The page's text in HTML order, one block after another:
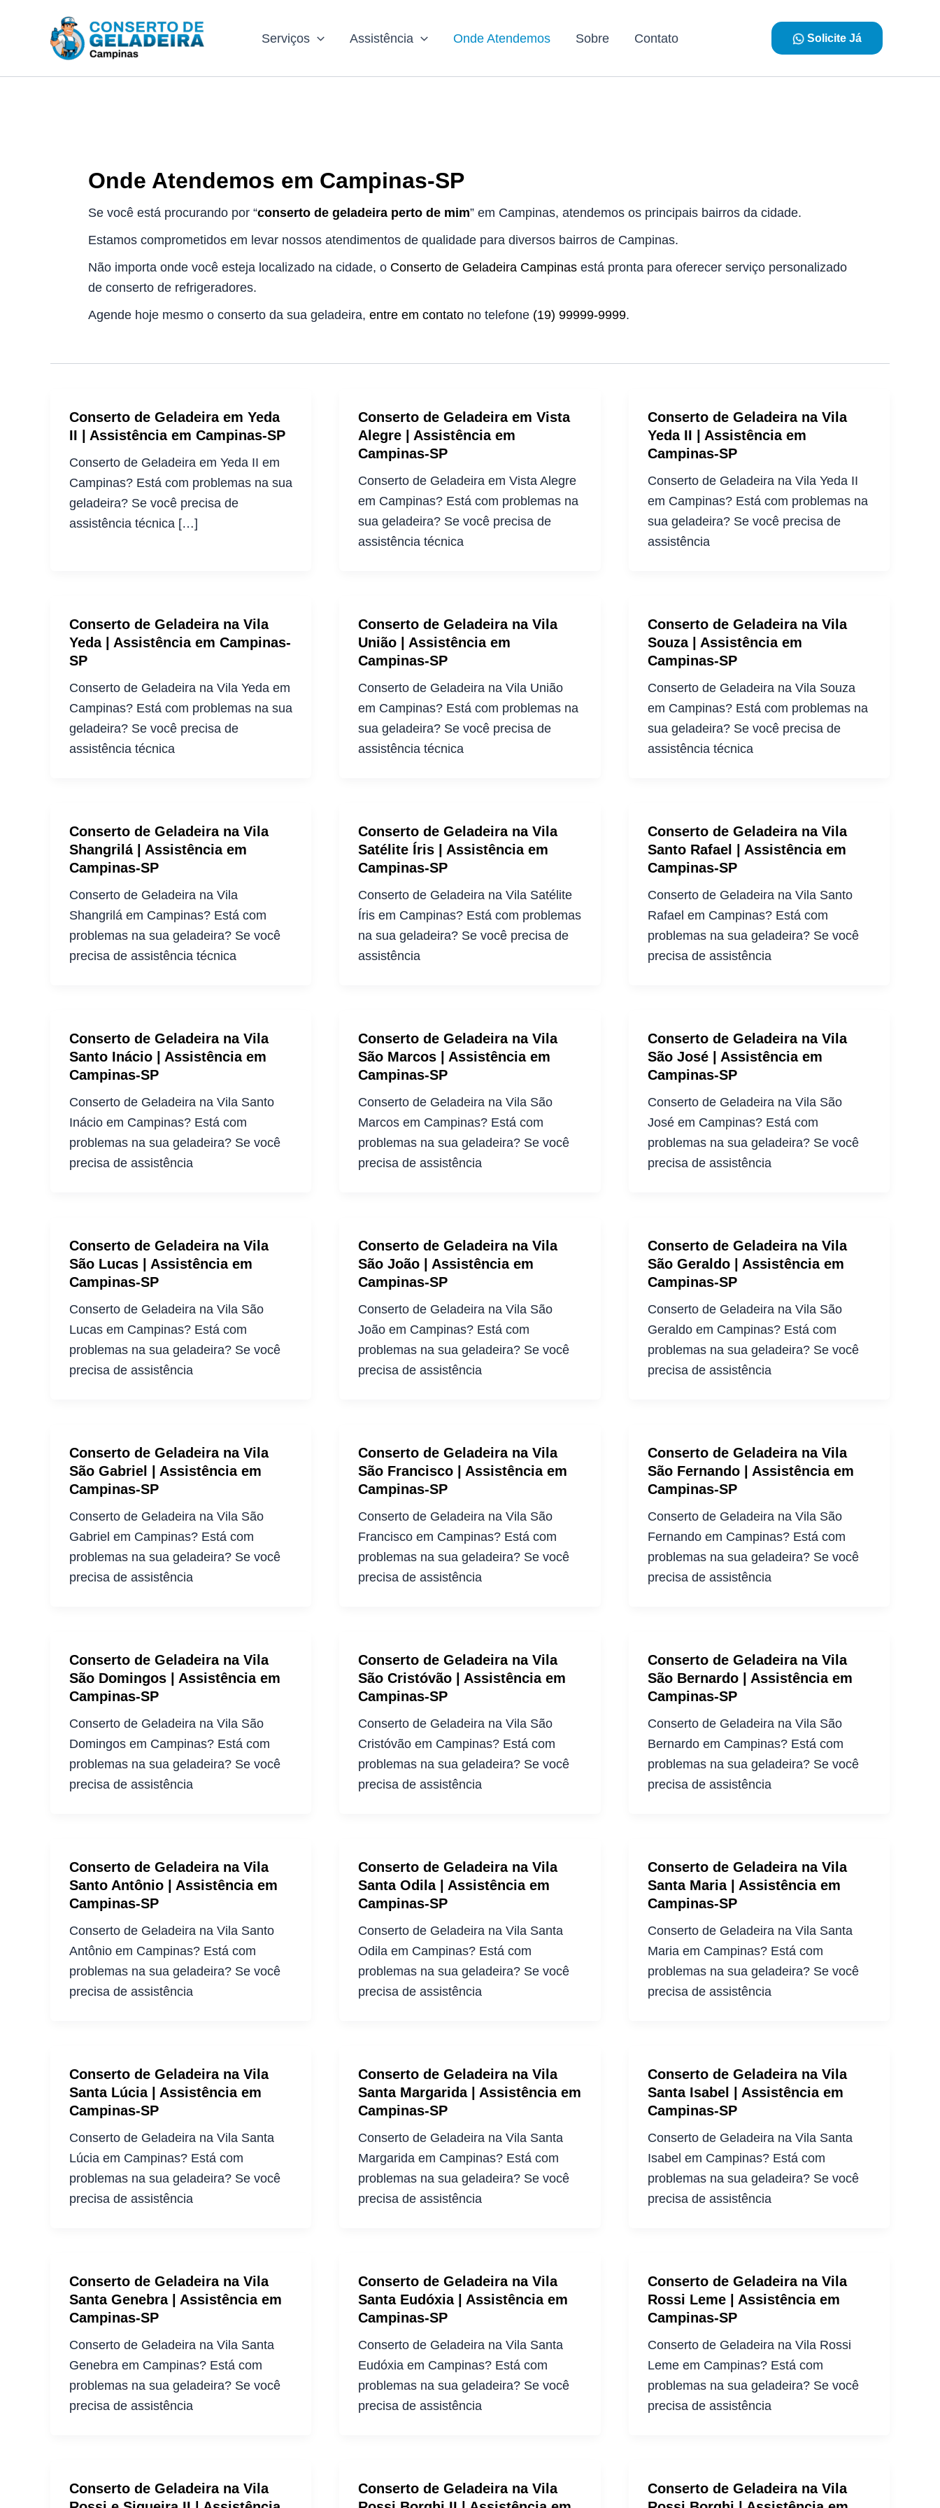
Serviços Assistência Onde Atendemos Sobre Contato Solicite Já
Onde Atendemos em Campinas-SP
Se você está procurando por “conserto de geladeira perto de mim” em Campinas, atendemos os principais bairros da cidade.
Estamos comprometidos em levar nossos atendimentos de qualidade para diversos bairros de Campinas.
Não importa onde você esteja localizado na cidade, o Conserto de Geladeira Campinas está pronta para oferecer serviço personalizado
de conserto de refrigeradores.
Agende hoje mesmo o conserto da sua geladeira, entre em contato no telefone (19) 99999-9999.
Conserto de Geladeira em Yeda
II | Assistência em Campinas-SP
Conserto de Geladeira em Yeda II em
Campinas? Está com problemas na sua
geladeira? Se você precisa de
assistência técnica […]
Conserto de Geladeira em Vista
Alegre | Assistência em
Campinas-SP
Conserto de Geladeira em Vista Alegre
em Campinas? Está com problemas na
sua geladeira? Se você precisa de
assistência técnica
Conserto de Geladeira na Vila
Yeda II | Assistência em
Campinas-SP
Conserto de Geladeira na Vila Yeda II
em Campinas? Está com problemas na
sua geladeira? Se você precisa de
assistência
Conserto de Geladeira na Vila
Yeda | Assistência em Campinas-
SP
Conserto de Geladeira na Vila Yeda em
Campinas? Está com problemas na sua
geladeira? Se você precisa de
assistência técnica
Conserto de Geladeira na Vila
União | Assistência em
Campinas-SP
Conserto de Geladeira na Vila União
em Campinas? Está com problemas na
sua geladeira? Se você precisa de
assistência técnica
Conserto de Geladeira na Vila
Souza | Assistência em
Campinas-SP
Conserto de Geladeira na Vila Souza
em Campinas? Está com problemas na
sua geladeira? Se você precisa de
assistência técnica
Conserto de Geladeira na Vila
Shangrilá | Assistência em
Campinas-SP
Conserto de Geladeira na Vila
Shangrilá em Campinas? Está com
problemas na sua geladeira? Se você
precisa de assistência técnica
Conserto de Geladeira na Vila
Satélite Íris | Assistência em
Campinas-SP
Conserto de Geladeira na Vila Satélite
Íris em Campinas? Está com problemas
na sua geladeira? Se você precisa de
assistência
Conserto de Geladeira na Vila
Santo Rafael | Assistência em
Campinas-SP
Conserto de Geladeira na Vila Santo
Rafael em Campinas? Está com
problemas na sua geladeira? Se você
precisa de assistência
Conserto de Geladeira na Vila
Santo Inácio | Assistência em
Campinas-SP
Conserto de Geladeira na Vila Santo
Inácio em Campinas? Está com
problemas na sua geladeira? Se você
precisa de assistência
Conserto de Geladeira na Vila
São Marcos | Assistência em
Campinas-SP
Conserto de Geladeira na Vila São
Marcos em Campinas? Está com
problemas na sua geladeira? Se você
precisa de assistência
Conserto de Geladeira na Vila
São José | Assistência em
Campinas-SP
Conserto de Geladeira na Vila São
José em Campinas? Está com
problemas na sua geladeira? Se você
precisa de assistência
Conserto de Geladeira na Vila
São Lucas | Assistência em
Campinas-SP
Conserto de Geladeira na Vila São
Lucas em Campinas? Está com
problemas na sua geladeira? Se você
precisa de assistência
Conserto de Geladeira na Vila
São João | Assistência em
Campinas-SP
Conserto de Geladeira na Vila São
João em Campinas? Está com
problemas na sua geladeira? Se você
precisa de assistência
Conserto de Geladeira na Vila
São Geraldo | Assistência em
Campinas-SP
Conserto de Geladeira na Vila São
Geraldo em Campinas? Está com
problemas na sua geladeira? Se você
precisa de assistência
Conserto de Geladeira na Vila
São Gabriel | Assistência em
Campinas-SP
Conserto de Geladeira na Vila São
Gabriel em Campinas? Está com
problemas na sua geladeira? Se você
precisa de assistência
Conserto de Geladeira na Vila
São Francisco | Assistência em
Campinas-SP
Conserto de Geladeira na Vila São
Francisco em Campinas? Está com
problemas na sua geladeira? Se você
precisa de assistência
Conserto de Geladeira na Vila
São Fernando | Assistência em
Campinas-SP
Conserto de Geladeira na Vila São
Fernando em Campinas? Está com
problemas na sua geladeira? Se você
precisa de assistência
Conserto de Geladeira na Vila
São Domingos | Assistência em
Campinas-SP
Conserto de Geladeira na Vila São
Domingos em Campinas? Está com
problemas na sua geladeira? Se você
precisa de assistência
Conserto de Geladeira na Vila
São Cristóvão | Assistência em
Campinas-SP
Conserto de Geladeira na Vila São
Cristóvão em Campinas? Está com
problemas na sua geladeira? Se você
precisa de assistência
Conserto de Geladeira na Vila
São Bernardo | Assistência em
Campinas-SP
Conserto de Geladeira na Vila São
Bernardo em Campinas? Está com
problemas na sua geladeira? Se você
precisa de assistência
Conserto de Geladeira na Vila
Santo Antônio | Assistência em
Campinas-SP
Conserto de Geladeira na Vila Santo
Antônio em Campinas? Está com
problemas na sua geladeira? Se você
precisa de assistência
Conserto de Geladeira na Vila
Santa Odila | Assistência em
Campinas-SP
Conserto de Geladeira na Vila Santa
Odila em Campinas? Está com
problemas na sua geladeira? Se você
precisa de assistência
Conserto de Geladeira na Vila
Santa Maria | Assistência em
Campinas-SP
Conserto de Geladeira na Vila Santa
Maria em Campinas? Está com
problemas na sua geladeira? Se você
precisa de assistência
Conserto de Geladeira na Vila
Santa Lúcia | Assistência em
Campinas-SP
Conserto de Geladeira na Vila Santa
Lúcia em Campinas? Está com
problemas na sua geladeira? Se você
precisa de assistência
Conserto de Geladeira na Vila
Santa Margarida | Assistência em
Campinas-SP
Conserto de Geladeira na Vila Santa
Margarida em Campinas? Está com
problemas na sua geladeira? Se você
precisa de assistência
Conserto de Geladeira na Vila
Santa Isabel | Assistência em
Campinas-SP
Conserto de Geladeira na Vila Santa
Isabel em Campinas? Está com
problemas na sua geladeira? Se você
precisa de assistência
Conserto de Geladeira na Vila
Santa Genebra | Assistência em
Campinas-SP
Conserto de Geladeira na Vila Santa
Genebra em Campinas? Está com
problemas na sua geladeira? Se você
precisa de assistência
Conserto de Geladeira na Vila
Santa Eudóxia | Assistência em
Campinas-SP
Conserto de Geladeira na Vila Santa
Eudóxia em Campinas? Está com
problemas na sua geladeira? Se você
precisa de assistência
Conserto de Geladeira na Vila
Rossi Leme | Assistência em
Campinas-SP
Conserto de Geladeira na Vila Rossi
Leme em Campinas? Está com
problemas na sua geladeira? Se você
precisa de assistência
Conserto de Geladeira na Vila
Conserto de Geladeira na Vila
Conserto de Geladeira na Vila